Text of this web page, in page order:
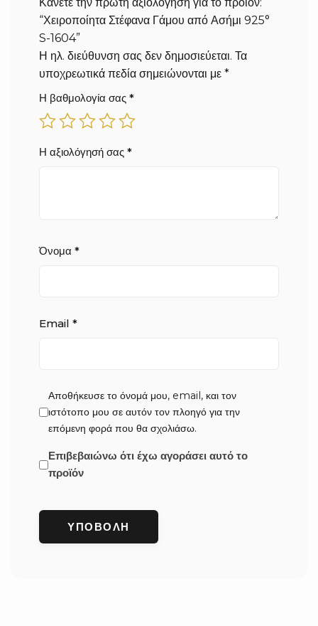
Κάνετε την πρώτη αξιολόγηση για το προϊόν:
“Χειροποίητα Στέφανα Γάμου από Ασήμι 925°
S-1604”
Η ηλ. διεύθυνση σας δεν δημοσιεύεται. Τα
υποχρεωτικά πεδία σημειώνονται με *
Η βαθμολογία σας *
Η αξιολόγησή σας *
Όνομα *
Email *
Αποθήκευσε το όνομά μου, email, και τον
ιστότοπο μου σε αυτόν τον πλοηγό για την
επόμενη φορά που θα σχολιάσω.
Επιβεβαιώνω ότι έχω αγοράσει αυτό το
προϊόν